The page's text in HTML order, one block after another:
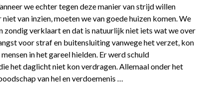
we echter tegen deze manier van strijd willen
van inzien, moeten we van goede huizen komen. We
zondig verklaart en dat is natuurlijk niet iets wat we over
voor straf en buitensluiting vanwege het verzet, kon
in het gareel hielden. Er werd schuld
het daglicht niet kon verdragen. Allemaal onder het
van hel en verdoemenis …